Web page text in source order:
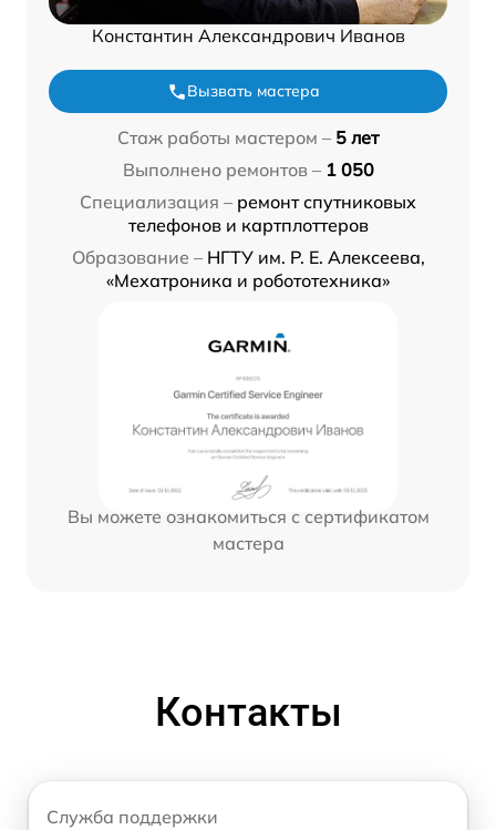
Константин Александрович Иванов
Вызвать мастера
Стаж работы мастером – 5 лет
Выполнено ремонтов – 1 050
Специализация – ремонт спутниковых
телефонов и картплоттеров
Образование – НГТУ им. Р. Е. Алексеева,
«Мехатроника и робототехника»
Вы можете ознакомиться с сертификатом
мастера
Контакты
Служба поддержки